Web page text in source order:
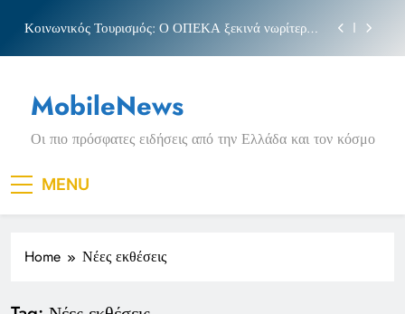
content
Κοινωνικός Τουρισμός: Ο ΟΠΕΚΑ ξεκινά νωρίτερα
Νέα Κρήτη: Σαρακήνικο και η φράση «Κρήτη
ΟΦΗ»
Πριγκιπάτο Στάδιο
Κοινωνικός Τουρισμός: Ο ΟΠΕΚΑ ξεκινά νωρίτερα
τις αιτήσεις
Μπέσσυ αργυράκη
Νέα Κρήτη: Σαρακήνικο και η φράση «Κρήτη
MobileNews
Οι πιο πρόσφατες ειδήσεις από την Ελλάδα και τον κόσμο
MENU
Home Νέες εκθέσεις